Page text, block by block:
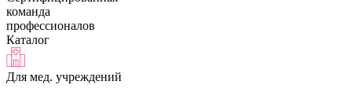
команда
профессионалов
Каталог
Для мед. учреждений